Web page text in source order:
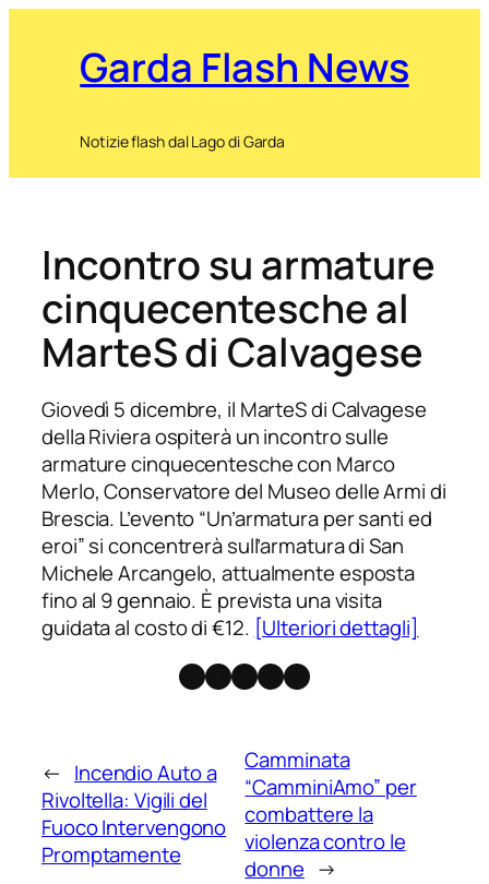
Garda Flash News
Notizie flash dal Lago di Garda
Incontro su armature
cinquecentesche al
MarteS di Calvagese
Giovedì 5 dicembre, il MarteS di Calvagese
della Riviera ospiterà un incontro sulle
armature cinquecentesche con Marco
Merlo, Conservatore del Museo delle Armi di
Brescia. L’evento “Un’armatura per santi ed
eroi” si concentrerà sull’armatura di San
Michele Arcangelo, attualmente esposta
fino al 9 gennaio. È prevista una visita
guidata al costo di €12. [Ulteriori dettagli]
Facebook
Instagram
X Threads
Telegram
← Incendio Auto a
Rivoltella: Vigili del
Fuoco Intervengono
Promptamente
Camminata
“CamminiAmo” per
combattere la
violenza contro le
donne →